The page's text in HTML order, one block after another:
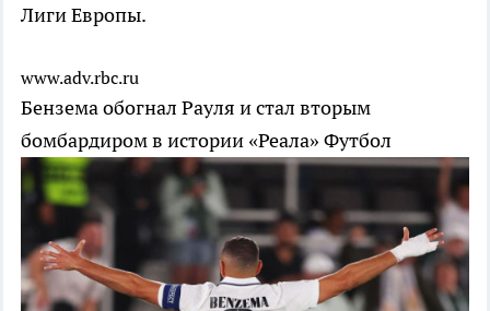
Лиги Европы.
www.adv.rbc.ru
Бензема обогнал Рауля и стал вторым
бомбардиром в истории «Реала» Футбол